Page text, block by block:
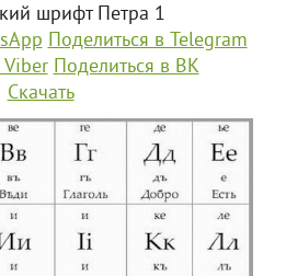
шрифт Петра 1
Поделиться в Telegram
Viber Поделиться в ВК
Скачать